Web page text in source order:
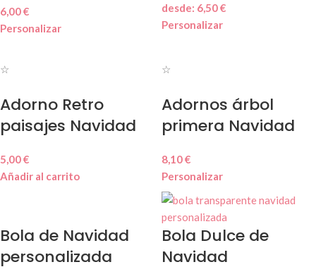
6,00€
Personalizar
desde: 6,50€
Personalizar
☆
Adorno Retro
paisajes Navidad
5,00€
Añadir al carrito
☆
Adornos árbol
primera Navidad
8,10€
Personalizar
Bola de Navidad
personalizada
Bola Dulce de
Navidad